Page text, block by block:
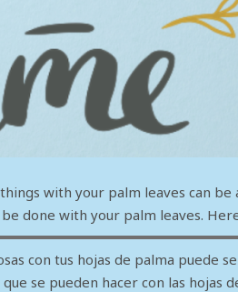
with your palm leaves can
done with your palm leaves.
con tus hojas de palma puede
se pueden hacer con las hojas